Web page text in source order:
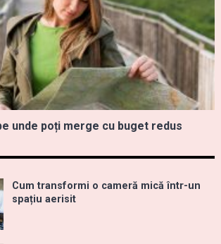
unde poți merge cu buget redus
Cum transformi o cameră mică într-un
spațiu aerisit